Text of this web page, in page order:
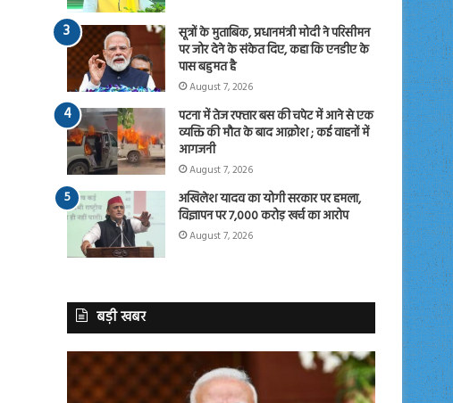
सूत्रों के मुताबिक, प्रधानमंत्री मोदी ने परिसीमन
पर जोर देने के संकेत दिए, कहा कि एनडीए के
पास बहुमत है
August 7, 2026
पटना में तेज रफ्तार बस की चपेट में आने से एक
व्यक्ति की मौत के बाद आक्रोश ; कई वाहनों में
आगजनी
August 7, 2026
अखिलेश यादव का योगी सरकार पर हमला,
विज्ञापन पर 7,000 करोड़ खर्च का आरोप
August 7, 2026
बड़ी खबर